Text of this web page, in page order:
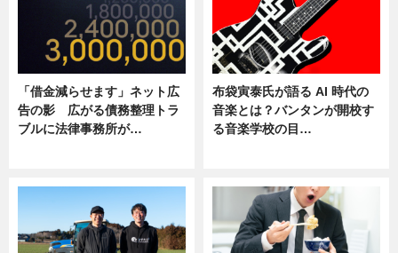
「借金減らせます」ネット広
告の影 広がる債務整理トラ
ブルに法律事務所が…
布袋寅泰氏が語る AI 時代の
音楽とは？バンタンが開校す
る音楽学校の目…